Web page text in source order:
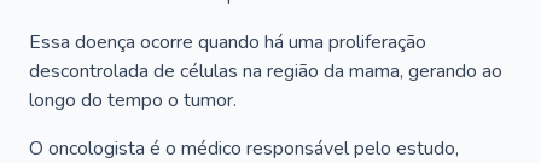
Essa doença ocorre quando há uma proliferação
descontrolada de células na região da mama, gerando ao
longo do tempo o tumor.
O oncologista é o médico responsável pelo estudo,